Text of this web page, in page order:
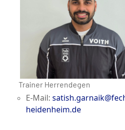
Trainer Herrendegen
E-Mail:
heidenheim.de